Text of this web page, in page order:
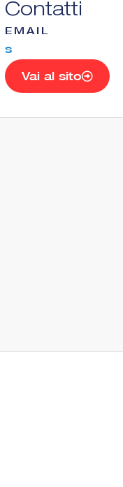
Contatti
EMAIL
s
Vai al sito